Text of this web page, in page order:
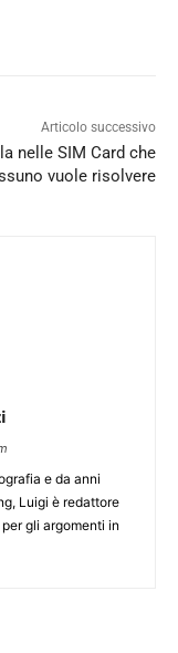
Articolo successivo
nelle SIM Card che
vuole risolvere
e da anni
Luigi è redattore
gli argomenti in